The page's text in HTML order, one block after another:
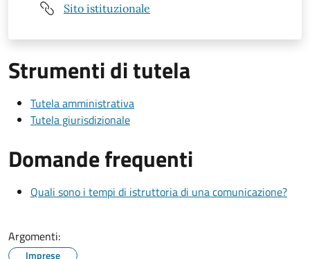
Sito istituzionale
Strumenti di tutela
Tutela amministrativa
Tutela giurisdizionale
Domande frequenti
Quali sono i tempi di istruttoria di una comunicazione?
Argomenti:
Imprese